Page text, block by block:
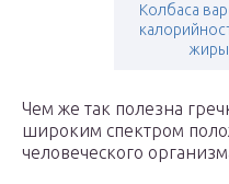
Колбаса
Чем же так полезна
широким спектром
человеческого